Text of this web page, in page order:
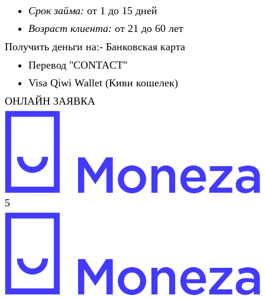
Срок займа: от 1 до 15 дней
Возраст клиента: от 21 до 60 лет
Получить деньги на:- Банковская карта
Перевод "CONTACT"
Visa Qiwi Wallet (Киви кошелек)
ОНЛАЙН ЗАЯВКА
5